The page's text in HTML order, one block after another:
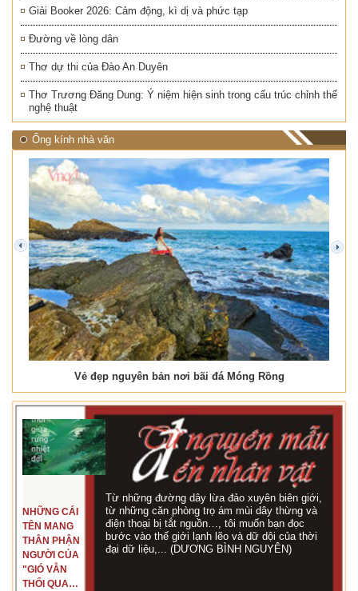
Giải Booker 2026: Cảm động, kì dị và phức tạp
Đường về lòng dân
Thơ dự thi của Đào An Duyên
Thơ Trương Đăng Dung: Ý niệm hiện sinh trong cấu trúc chỉnh thể
nghệ thuật
Ống kính nhà văn
Vẻ đẹp nguyên bản nơi bãi đá Móng Rồng
prev next
NHỮNG CÁI
TÊN MANG
THÂN PHẬN
NGƯỜI CỦA
"GIÓ VẪN
THỔI QUA
Từ những đường dây lừa đảo xuyên biên giới,
từ những căn phòng trọ ám mùi dây thừng và
điện thoại bị tắt nguồn…, tôi muốn bạn đọc
bước vào thế giới lạnh lẽo và dữ dội của thời
đại dữ liệu,... (DƯƠNG BÌNH NGUYÊN)